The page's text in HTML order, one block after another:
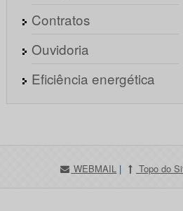
Contratos
Ouvidoria
Eficiência energética
WEBMAIL | Topo do